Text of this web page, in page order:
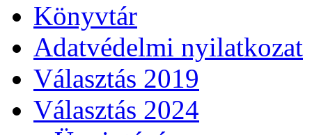
Könyvtár
Adatvédelmi nyilatkozat
Választás 2019
Választás 2024